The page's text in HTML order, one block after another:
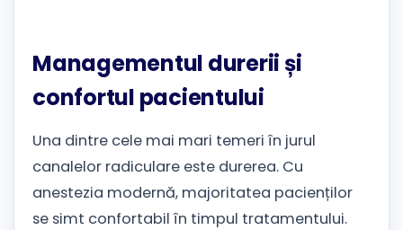
Managementul durerii și
confortul pacientului
Una dintre cele mai mari temeri în jurul
canalelor radiculare este durerea. Cu
anestezia modernă, majoritatea pacienților
se simt confortabil în timpul tratamentului.